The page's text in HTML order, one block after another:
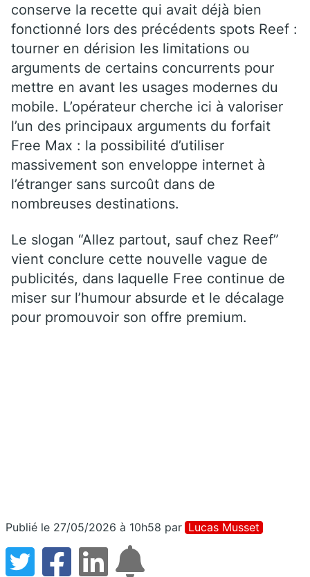
conserve la recette qui avait déjà bien
fonctionné lors des précédents spots Reef :
tourner en dérision les limitations ou
arguments de certains concurrents pour
mettre en avant les usages modernes du
mobile. L’opérateur cherche ici à valoriser
l’un des principaux arguments du forfait
Free Max : la possibilité d’utiliser
massivement son enveloppe internet à
l’étranger sans surcoût dans de
nombreuses destinations.
Le slogan “Allez partout, sauf chez Reef”
vient conclure cette nouvelle vague de
publicités, dans laquelle Free continue de
miser sur l’humour absurde et le décalage
pour promouvoir son offre premium.
Publié le 27/05/2026 à 10h58 par Lucas Musset